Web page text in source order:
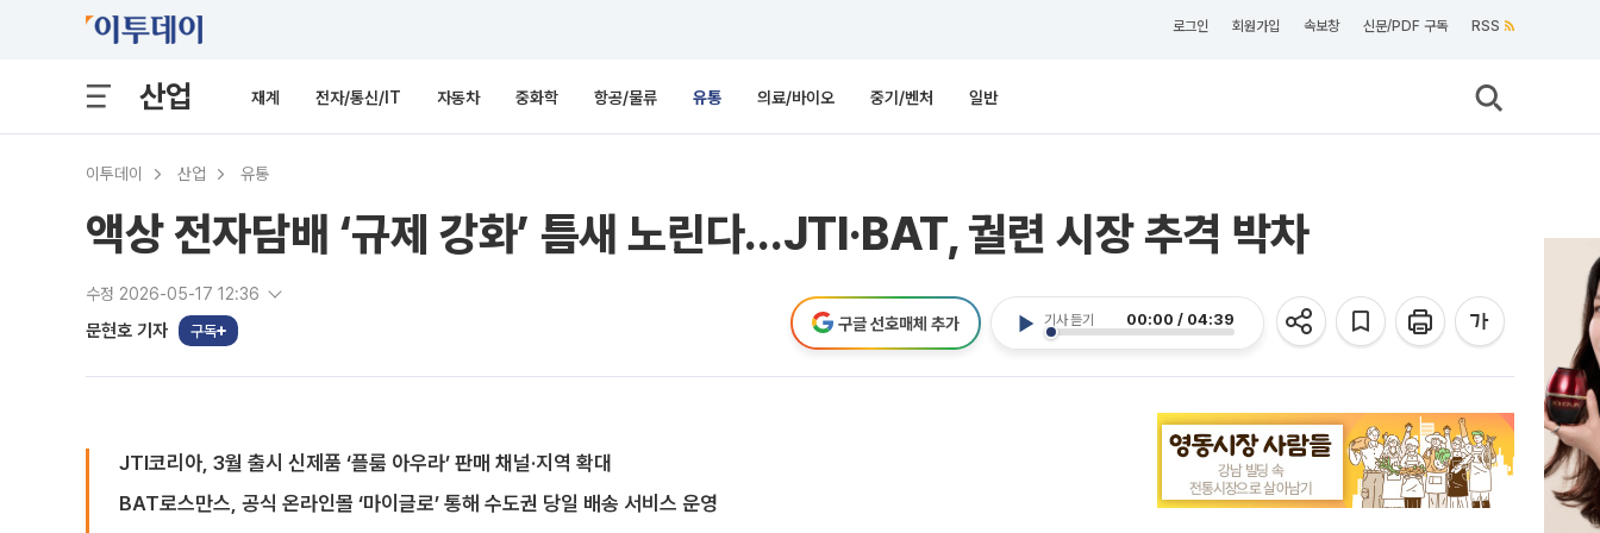
로그인 회원가입 속보창 신문/PDF 구독 RSS
산업 재계 전자/통신/IT 자동차 중화학 항공/물류 유통 의료/바이오 중기/벤처 일반
이투데이 산업 유통
액상 전자담배 ‘규제 강화’ 틈새 노린다…JTI·BAT, 궐련 시장 추격 박차
수정 2026-05-17 12:36
문현호 기자 구독
기사 듣기 00:00 / 04:39
구글 선호매체 추가
JTI코리아, 3월 출시 신제품 ‘플룸 아우라’ 판매 채널·지역 확대
BAT로스만스, 공식 온라인몰 ‘마이글로’ 통해 수도권 당일 배송 서비스 운영